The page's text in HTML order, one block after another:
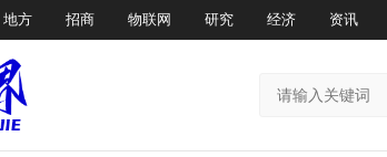
地方 招商 物联网 研究 经济 资讯